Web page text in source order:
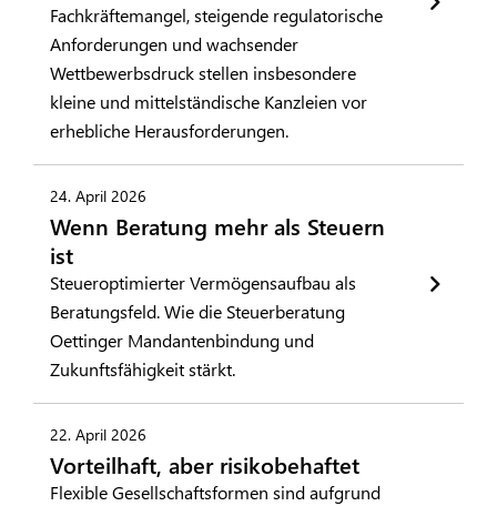
Fachkräftemangel, steigende regulatorische
Anforderungen und wachsender
Wettbewerbsdruck stellen insbesondere
kleine und mittelständische Kanzleien vor
erhebliche Herausforderungen.
24. April 2026
Wenn Beratung mehr als Steuern
ist
Steueroptimierter Vermögensaufbau als
Beratungsfeld. Wie die Steuerberatung
Oettinger Mandantenbindung und
Zukunftsfähigkeit stärkt.
22. April 2026
Vorteilhaft, aber risikobehaftet
Flexible Gesellschaftsformen sind aufgrund